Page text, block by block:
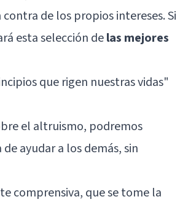
de los propios intereses. Si
esta selección delas mejores
que rigen nuestras vidas"
el altruismo, podremos
ayudar a los demás, sin
comprensiva, que se tome la